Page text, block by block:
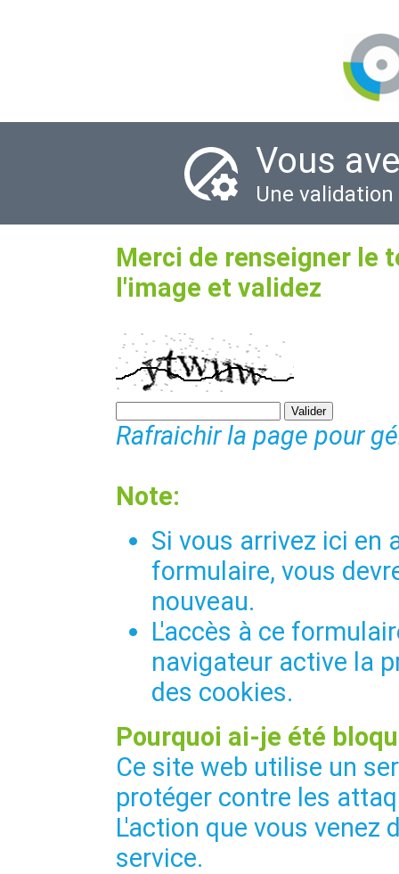
Vous
Une
Merci de renseigner le
l'image et validez
Rafraichir la page pour
Note:
Si vous arrivez ici en
formulaire, vous
nouveau.
L'accès à ce
navigateur active la
des cookies.
Pourquoi ai-je été
Ce site web utilise un
protéger contre les
L'action que vous venez
service.